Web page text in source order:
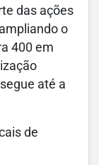
das ações
o
400 em
até a
de